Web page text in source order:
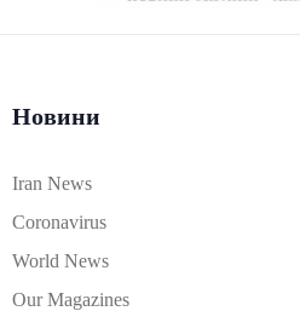
Новини
Iran News
Coronavirus
World News
Our Magazines